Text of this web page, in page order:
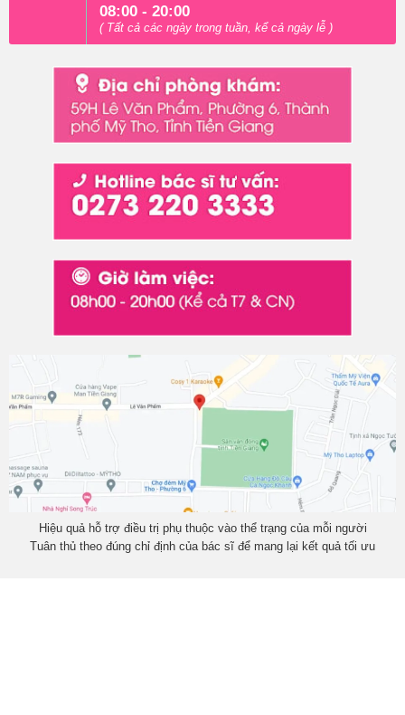
08:00 - 20:00
( Tất cả các ngày trong tuần, kể cả ngày lễ )
Hiệu quả hỗ trợ điều trị phụ thuộc vào thể trạng của mỗi người
Tuân thủ theo đúng chỉ định của bác sĩ để mang lại kết quả tối ưu